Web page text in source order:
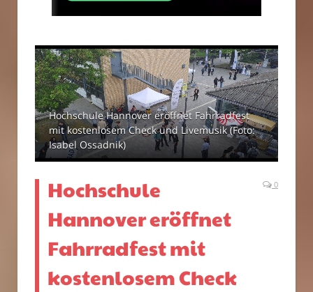
Hochschule Hannover eröffnet Fahrradfest
mit kostenlosem Check und Livemusik (Foto:
Isabel Ossadnik)
Hochschule
Hannover eröffnet
Fahrradfest mit
kostenlosem Check
0